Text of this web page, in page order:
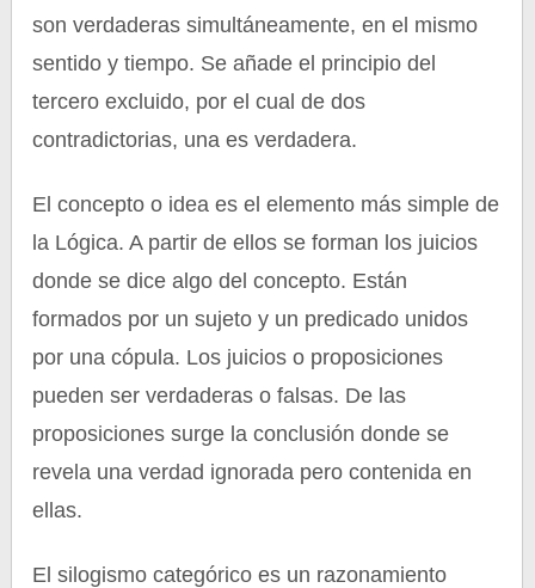
son verdaderas simultáneamente, en el mismo
sentido y tiempo. Se añade el principio del
tercero excluido, por el cual de dos
contradictorias, una es verdadera.
El concepto o idea es el elemento más simple de
la Lógica. A partir de ellos se forman los juicios
donde se dice algo del concepto. Están
formados por un sujeto y un predicado unidos
por una cópula. Los juicios o proposiciones
pueden ser verdaderas o falsas. De las
proposiciones surge la conclusión donde se
revela una verdad ignorada pero contenida en
ellas.
El silogismo categórico es un razonamiento